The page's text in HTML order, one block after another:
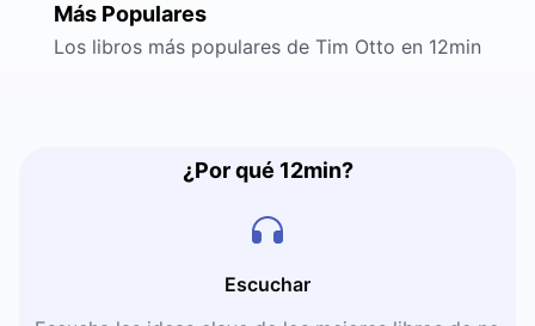
Más Populares
Los libros más populares de Tim Otto en 12min
¿Por qué 12min?
Escuchar